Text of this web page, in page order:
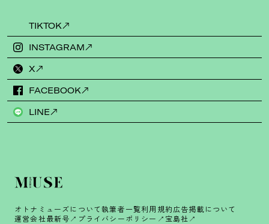
TIKTOK
INSTAGRAM
X
FACEBOOK
LINE
オトナミューズについて執筆者一覧利用規約広告掲載について
運営会社最新号 プライバシーポリシー 宝島社